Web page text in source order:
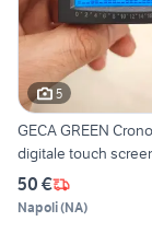
5
GECA GREEN
digitale touch
50 €
Napoli(NA)